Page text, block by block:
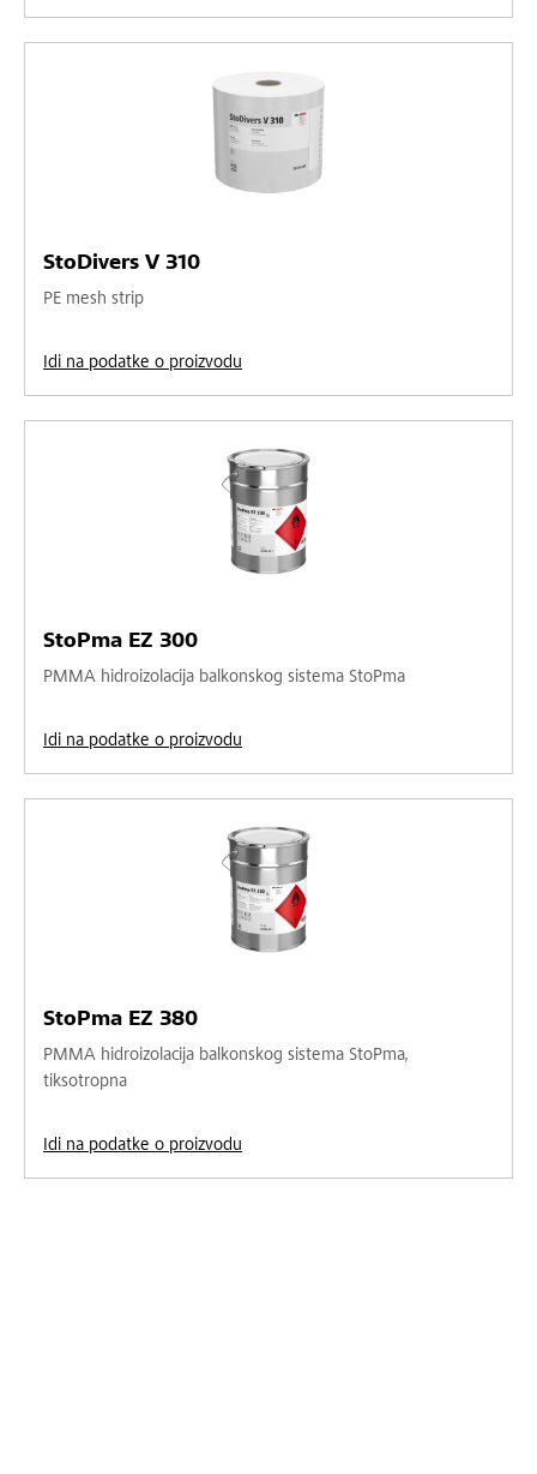
StoDivers V 310
PE mesh strip
Idi na podatke o proizvodu
StoPma EZ 300
PMMA hidroizolacija balkonskog sistema StoPma
Idi na podatke o proizvodu
StoPma EZ 380
PMMA hidroizolacija balkonskog sistema StoPma,
tiksotropna
Idi na podatke o proizvodu